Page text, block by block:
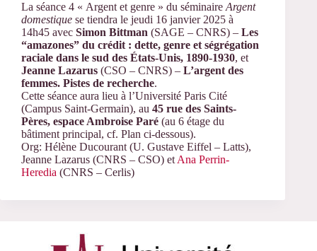
La séance 4 « Argent et genre » du séminaire Argent
domestique se tiendra le jeudi 16 janvier 2025 à
14h45 avec Simon Bittman (SAGE – CNRS) – Les
“amazones” du crédit : dette, genre et ségrégation
raciale dans le sud des États-Unis, 1890-1930, et
Jeanne Lazarus (CSO – CNRS) – L’argent des
femmes. Pistes de recherche.
Cette séance aura lieu à l’Université Paris Cité
(Campus Saint-Germain), au 45 rue des Saints-
Pères, espace Ambroise Paré (au 6 étage du
bâtiment principal, cf. Plan ci-dessous).
Org: Hélène Ducourant (U. Gustave Eiffel – Latts),
Jeanne Lazarus (CNRS – CSO) et Ana Perrin-
Heredia (CNRS – Cerlis)